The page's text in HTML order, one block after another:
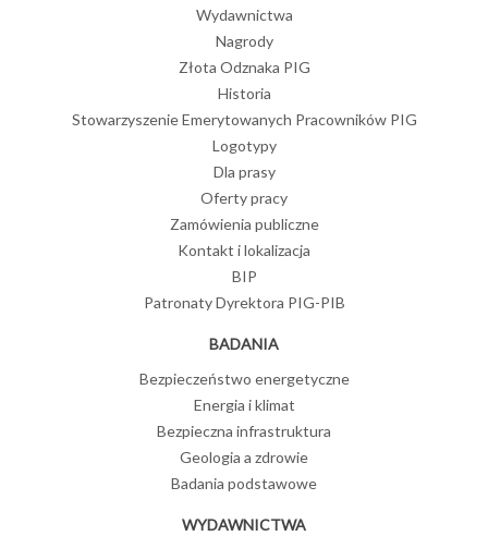
Wydawnictwa
Nagrody
Złota Odznaka PIG
Historia
Stowarzyszenie Emerytowanych Pracowników PIG
Logotypy
Dla prasy
Oferty pracy
Zamówienia publiczne
Kontakt i lokalizacja
BIP
Patronaty Dyrektora PIG-PIB
BADANIA
Bezpieczeństwo energetyczne
Energia i klimat
Bezpieczna infrastruktura
Geologia a zdrowie
Badania podstawowe
WYDAWNICTWA